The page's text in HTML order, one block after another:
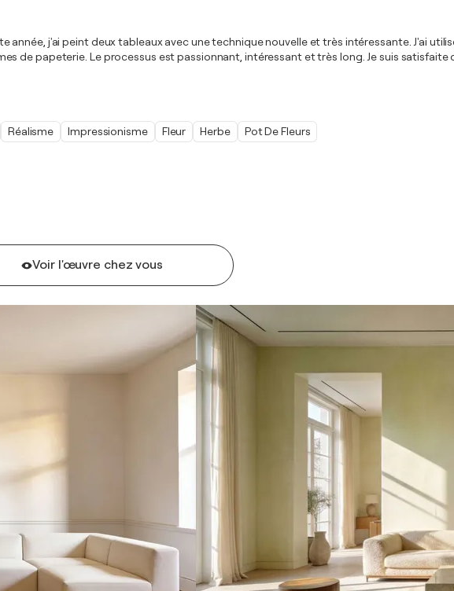
Voir l'œuvre chez vous
j'ai peint deux tableaux avec une technique nouvelle et très intéressante. J'ai
de papeterie. Le processus est passionnant, intéressant et très long. Je suis satisfaite
Réalisme Impressionisme Fleur Herbe Pot De Fleurs